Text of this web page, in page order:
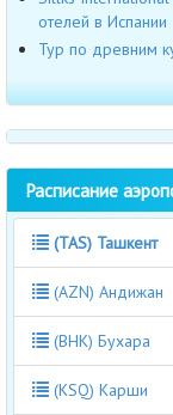
отелей в Испании
Тур по древним
Расписание
(TAS) Ташкент
(AZN) Андижан
(BHK) Бухара
(KSQ) Карши